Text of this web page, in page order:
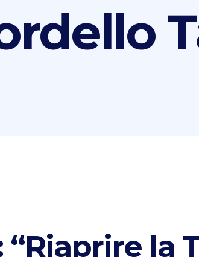
la